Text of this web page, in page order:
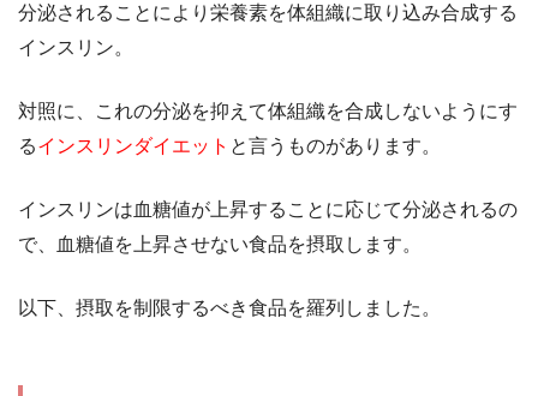
分泌されることにより栄養素を体組織に取り込み合成する
インスリン。
対照に、これの分泌を抑えて体組織を合成しないようにす
るインスリンダイエット と言うものがあります。
インスリンは血糖値が上昇することに応じて分泌されるの
で、血糖値を上昇させない食品を摂取します。
以下、摂取を制限するべき食品を羅列しました。